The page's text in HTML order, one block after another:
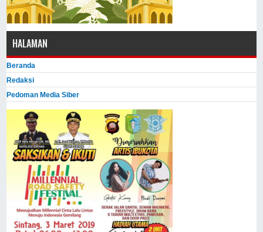
HALAMAN
Beranda
Redaksi
Pedoman Media Siber